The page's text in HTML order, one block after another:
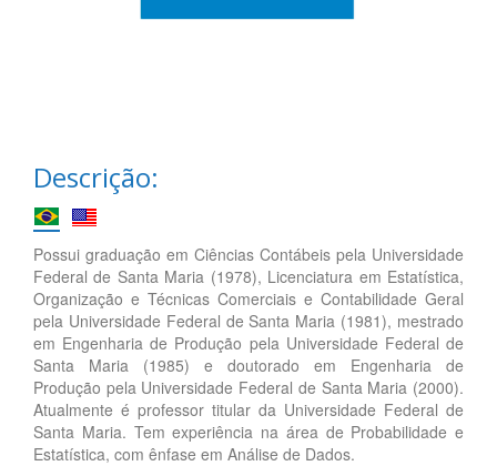
Descrição:
Possui graduação em Ciências Contábeis pela Universidade
Federal de Santa Maria (1978), Licenciatura em Estatística,
Organização e Técnicas Comerciais e Contabilidade Geral
pela Universidade Federal de Santa Maria (1981), mestrado
em Engenharia de Produção pela Universidade Federal de
Santa Maria (1985) e doutorado em Engenharia de
Produção pela Universidade Federal de Santa Maria (2000).
Atualmente é professor titular da Universidade Federal de
Santa Maria. Tem experiência na área de Probabilidade e
Estatística, com ênfase em Análise de Dados.